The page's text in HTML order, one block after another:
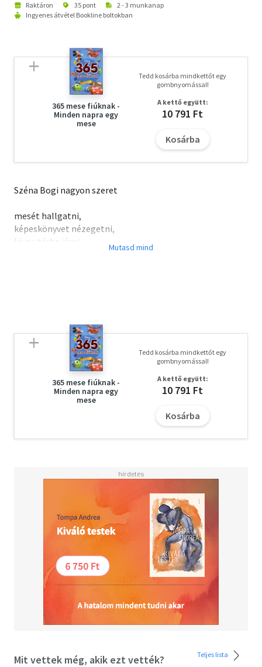
Raktáron 35 pont
2 - 3 munkanap
Ingyenes átvétel Bookline boltokban
365 mese fiúknak -
Minden napra egy
mese
Tedd kosárba mindkettőt egy
gombnyomással!
A kettő együtt:
10 791 Ft
Kosárba
Széna Bogi nagyon szeret
mesét hallgatni,
képeskönyvet nézegetni,
könyvtárba járni,
Mert ő mindenhogy nagyon szereti a kislányát - kócosan,
lámpalázasan és korán kelősen is.
365 mese fiúknak -
Minden napra egy
mese
Tedd kosárba mindkettőt egy
gombnyomással!
A kettő együtt:
10 791 Ft
Kosárba
Mit vettek még, akik ezt vették? Teljes lista